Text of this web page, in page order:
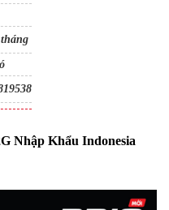
Nhập Khẩu Indonesia